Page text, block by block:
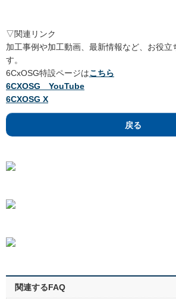
▽関連リンク
加工事例や加工動画、最新情報など、お役立
す。
6CxOSG特設ページはこちら
6CXOSG YouTube
6CXOSG X
戻る
関連するFAQ